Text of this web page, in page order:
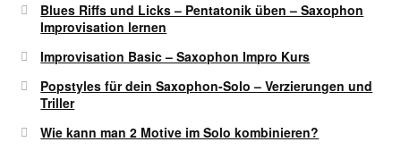
Blues Riffs und Licks – Pentatonik üben – Saxophon
Improvisation lernen
Improvisation Basic – Saxophon Impro Kurs
Popstyles für dein Saxophon-Solo – Verzierungen und
Triller
Wie kann man 2 Motive im Solo kombinieren?